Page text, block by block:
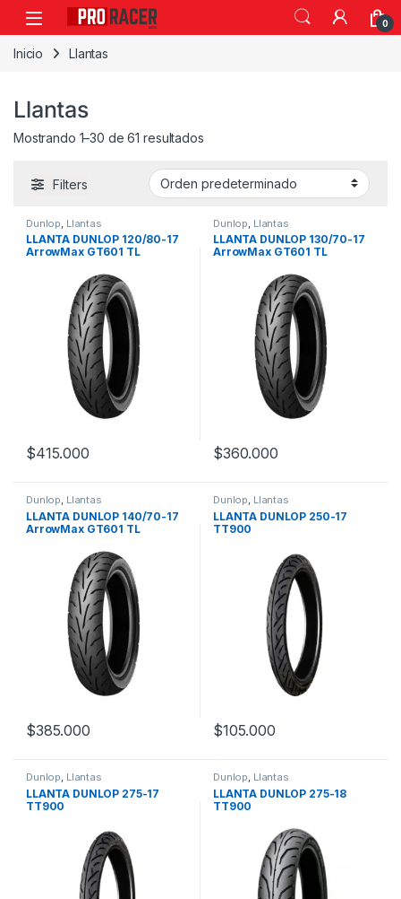
0
Inicio Llantas
Llantas
Mostrando 1–30 de 61 resultados
Filters
Dunlop Llantas
LLANTA DUNLOP 120/80-17
ArrowMax GT601 TL
$415.000
Dunlop Llantas
LLANTA DUNLOP 130/70-17
ArrowMax GT601 TL
$360.000
Dunlop, Llantas
LLANTA DUNLOP 140/70-17
ArrowMax GT601 TL
$385.000
Dunlop, Llantas
LLANTA DUNLOP 250-17
TT900
$105.000
Dunlop, Llantas
LLANTA DUNLOP 275-17
TT900
Dunlop, Llantas
LLANTA DUNLOP 275-18
TT900